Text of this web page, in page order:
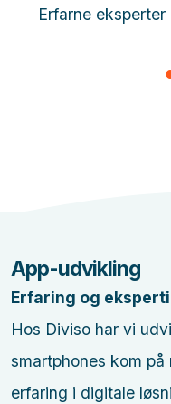
Erfarne
App-udvikling
Erfaring og
Hos Diviso har vi
smartphones kom
erfaring i digitale